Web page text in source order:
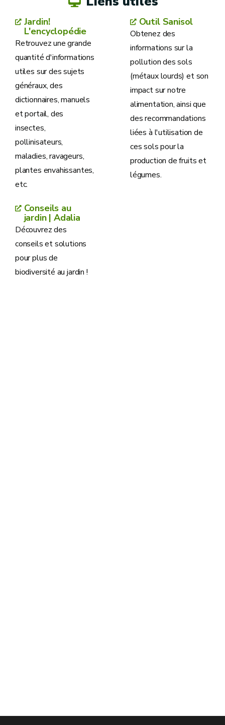
Jardin!
L'encyclopédie
Retrouvez une grande
quantité d'informations
utiles sur des sujets
généraux, des
dictionnaires, manuels
et portail, des
insectes,
pollinisateurs,
maladies, ravageurs,
plantes envahissantes,
etc.
Conseils au
jardin | Adalia
Découvrez des
conseils et solutions
pour plus de
biodiversité au jardin !
Outil Sanisol
Obtenez des
informations sur la
pollution des sols
(métaux lourds) et son
impact sur notre
alimentation, ainsi que
des recommandations
liées à l'utilisation de
ces sols pour la
production de fruits et
légumes.